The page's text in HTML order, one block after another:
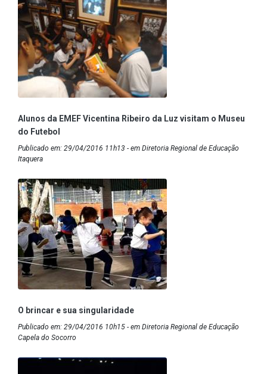
Alunos da EMEF Vicentina Ribeiro da Luz visitam o Museu
do Futebol
Publicado em: 29/04/2016 11h13 - em Diretoria Regional de Educação
Itaquera
O brincar e sua singularidade
Publicado em: 29/04/2016 10h15 - em Diretoria Regional de Educação
Capela do Socorro